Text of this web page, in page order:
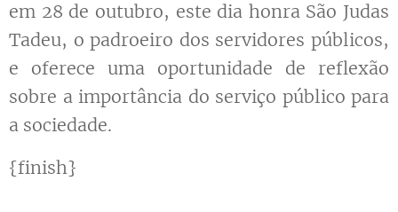
em 28 de outubro, este dia honra São Judas
Tadeu, o padroeiro dos servidores públicos,
e oferece uma oportunidade de reflexão
sobre a importância do serviço público para
a sociedade.
{finish}